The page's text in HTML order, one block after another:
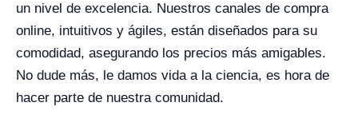
un nivel de excelencia. Nuestros canales de compra
online, intuitivos y ágiles, están diseñados para su
comodidad, asegurando los precios más amigables.
No dude más, le damos vida a la ciencia, es hora de
hacer parte de nuestra comunidad.